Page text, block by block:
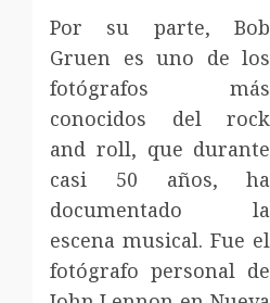
Por su parte, Bob
Gruen es uno de los
fotógrafos más
conocidos del rock
and roll, que durante
casi 50 años, ha
documentado la
escena musical. Fue el
fotógrafo personal de